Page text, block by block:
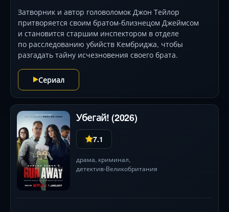
Затворник и автор головоломок Джон Тейлор
притворяется своим братом-близнецом Джеймсом
и становится старшим инспектором в отделе
по расследованию убийств Кембриджа, чтобы
разгадать тайну исчезновения своего брата.
Сериал
Убегай! (2026)
7.1
драма, криминал,
детектив•Великобритания